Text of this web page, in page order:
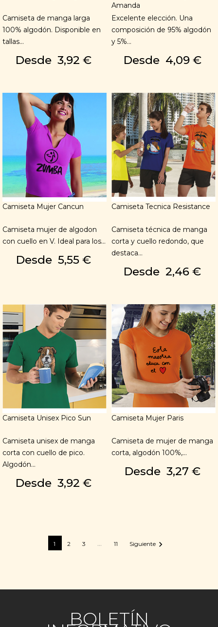
Camiseta de manga larga
100% algodón. Disponible en
tallas...
Desde 3,92 €
Amanda
Excelente elección. Una
composición de 95% algodón
y 5%...
Desde 4,09 €
Camiseta Mujer Cancun
Camiseta mujer de algodon
con cuello en V. Ideal para los...
Desde 5,55 €
Camiseta Tecnica Resistance
Camiseta técnica de manga
corta y cuello redondo, que
destaca...
Desde 2,46 €
Camiseta Unisex Pico Sun
Camiseta unisex de manga
corta con cuello de pico.
Algodón...
Desde 3,92 €
Camiseta Mujer Paris
Camiseta de mujer de manga
corta, algodón 100%,...
Desde 3,27 €
1 2 3 … 11 Siguiente
BOLETÍN